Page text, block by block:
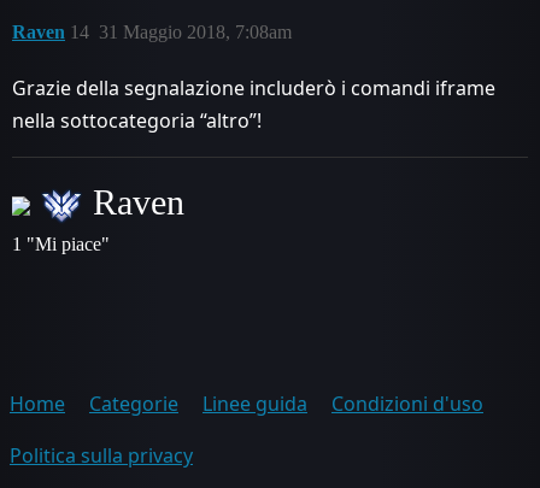
Raven 31 Maggio 2018, 7:08am
14
Grazie della segnalazione includerò i comandi iframe
nella sottocategoria “altro”!
Raven
1 "Mi piace"
Home Categorie Linee guida
Condizioni d'uso
Politica sulla privacy